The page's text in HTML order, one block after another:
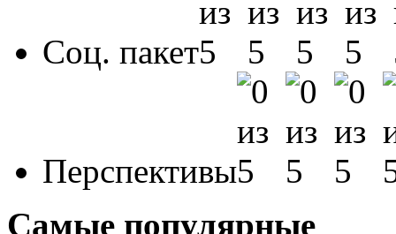
Соц. пакет
Перспективы
Самые популярные